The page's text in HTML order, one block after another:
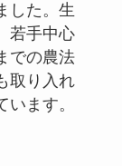
した。生
若手中心
での農法
取り入れ
ます。